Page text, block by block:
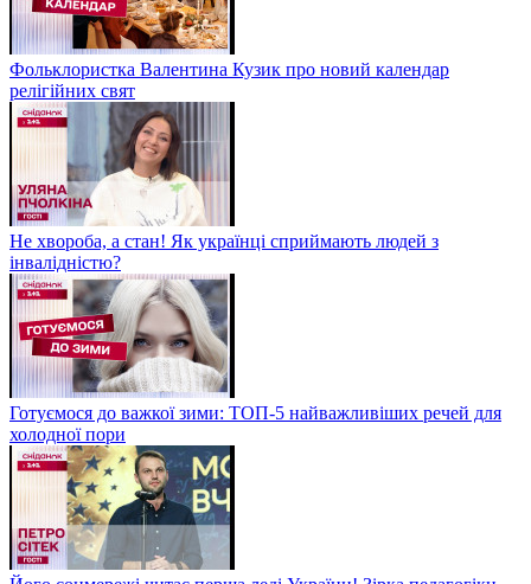
Фольклористка Валентина Кузик про новий календар
релігійних свят
Не хвороба, а стан! Як українці сприймають людей з
інвалідністю?
Готуємося до важкої зими: ТОП-5 найважливіших речей для
холодної пори